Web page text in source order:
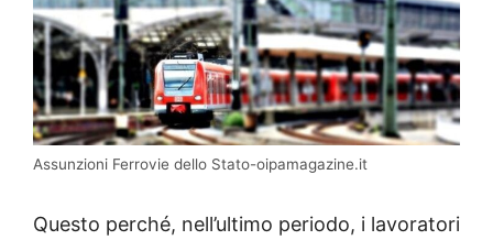
Assunzioni Ferrovie dello Stato-oipamagazine.it
Questo perché, nell’ultimo periodo, i lavoratori